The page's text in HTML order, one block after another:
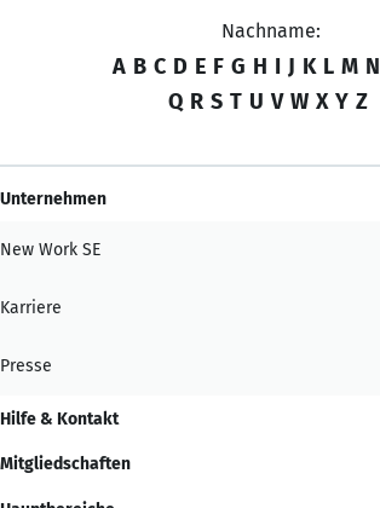
Nachname:
A B C D E F G H I J K L M N
Q R S T U V W X Y Z
Unternehmen
New Work SE
Karriere
Presse
Hilfe & Kontakt
Mitgliedschaften